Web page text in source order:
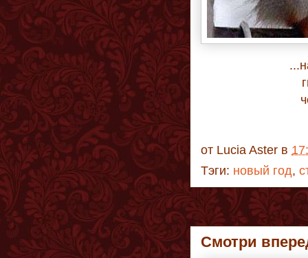
от Lucia Aster в
Тэги: новый год,
Смотри